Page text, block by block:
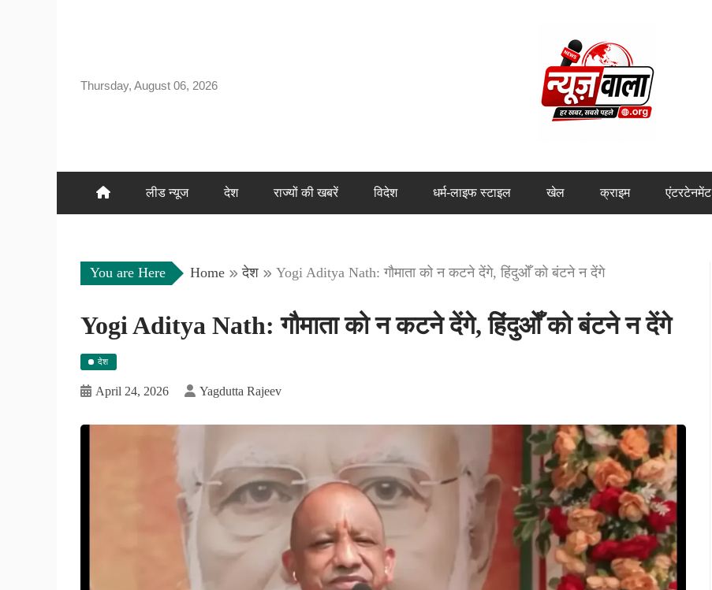
Thursday, August 06, 2026
लीड न्यूज देश राज्यों की खबरें विदेश धर्म-लाइफ स्टाइल खेल क्राइम एंटरटेनमेंट
You are Here Home देश Yogi Aditya Nath: गौमाता को न कटने देंगे, हिंदुओँ को बंटने न देंगे
Yogi Aditya Nath: गौमाता को न कटने देंगे, हिंदुओँ को बंटने न देंगे
देश
April 24, 2026 Yagdutta Rajeev